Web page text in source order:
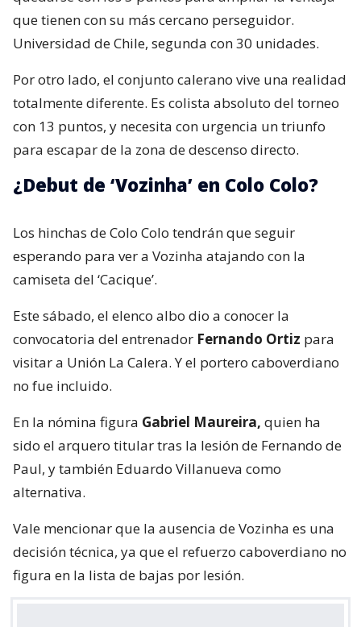
que tienen con su más cercano perseguidor.
Universidad de Chile, segunda con 30 unidades.
Por otro lado, el conjunto calerano vive una realidad
totalmente diferente. Es colista absoluto del torneo
con 13 puntos, y necesita con urgencia un triunfo
para escapar de la zona de descenso directo.
¿Debut de ‘Vozinha’ en Colo Colo?
Los hinchas de Colo Colo tendrán que seguir
esperando para ver a Vozinha atajando con la
camiseta del ‘Cacique’.
Este sábado, el elenco albo dio a conocer la
convocatoria del entrenador Fernando Ortiz para
visitar a Unión La Calera. Y el portero caboverdiano
no fue incluido.
En la nómina figura Gabriel Maureira, quien ha
sido el arquero titular tras la lesión de Fernando de
Paul, y también Eduardo Villanueva como
alternativa.
Vale mencionar que la ausencia de Vozinha es una
decisión técnica, ya que el refuerzo caboverdiano no
figura en la lista de bajas por lesión.